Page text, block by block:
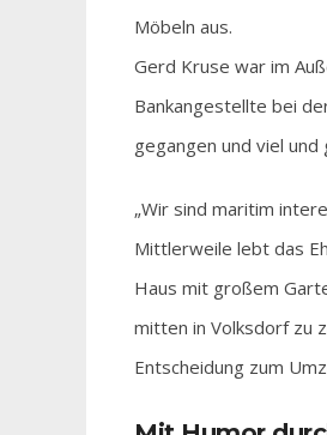
Möbeln aus.
Gerd Kruse war im
Bankangestellte bei
gegangen und viel
„Wir sind maritim
Mittlerweile lebt das
Haus mit großem
mitten in Volksdorf zu
Entscheidung zum